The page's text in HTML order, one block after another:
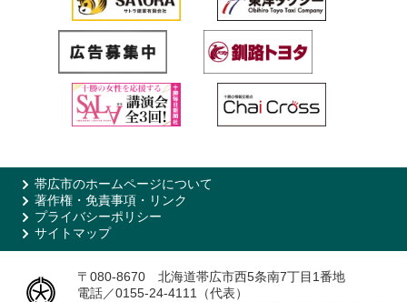
帯広市のホームページについて
著作権・免責事項・リンク
プライバシーポリシー
サイトマップ
〒080-8670 北海道帯広市西5条南7丁目1番地
電話／0155-24-4111（代表）